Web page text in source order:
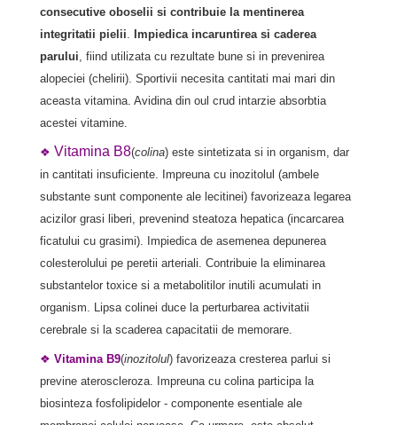
consecutive oboselii si contribuie la mentinerea
integritatii pielii. Impiedica incaruntirea si caderea
parului, fiind utilizata cu rezultate bune si in prevenirea
alopeciei (chelirii). Sportivii necesita cantitati mai mari din
aceasta vitamina. Avidina din oul crud intarzie absorbtia
acestei vitamine.
❖ Vitamina B8(colina) este sintetizata si in organism, dar
in cantitati insuficiente. Impreuna cu inozitolul (ambele
substante sunt componente ale lecitinei) favorizeaza legarea
acizilor grasi liberi, prevenind steatoza hepatica (incarcarea
ficatului cu grasimi). Impiedica de asemenea depunerea
colesterolului pe peretii arteriali. Contribuie la eliminarea
substantelor toxice si a metabolitilor inutili acumulati in
organism. Lipsa colinei duce la perturbarea activitatii
cerebrale si la scaderea capacitatii de memorare.
❖ Vitamina B9(inozitolul) favorizeaza cresterea parlui si
previne ateroscleroza. Impreuna cu colina participa la
biosinteza fosfolipidelor - componente esentiale ale